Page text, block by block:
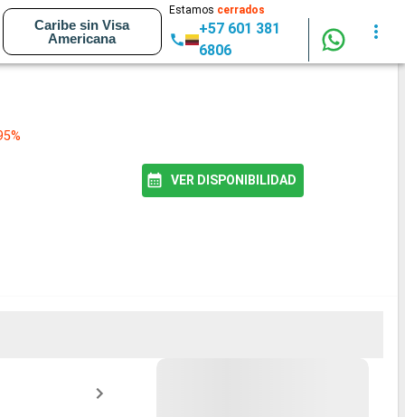
Caribe sin Visa
Americana
Estamos cerrados
+57 601 381
6806
VER DISPONIBILIDAD